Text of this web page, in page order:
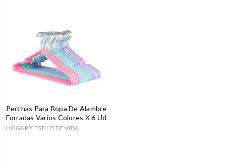
Perchas Para Ropa De Alambre
Forradas Varios Colores X 6 Ud
HOGAR Y ESTILO DE VIDA